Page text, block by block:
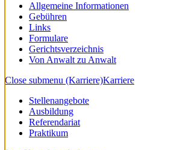
Allgemeine Informationen
Gebühren
Links
Formulare
Gerichtsverzeichnis
Von Anwalt zu Anwalt
Close submenu (Karriere)Karriere
Stellenangebote
Ausbildung
Referendariat
Praktikum